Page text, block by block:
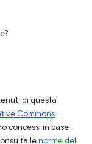
di questa
Commons
concessi in base
lenorme del